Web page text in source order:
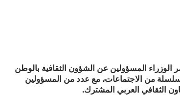
الوزراء المسؤولين عن الشؤون الثقافية بالوطن
سلسلة من الاجتماعات، مع عدد من المسؤولين
الثقافي العربي المشترك.